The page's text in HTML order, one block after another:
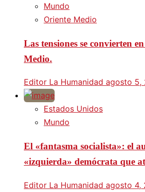
Mundo
Oriente Medio
Las tensiones se convierten
Medio.
Editor La Humanidad agosto 5,
Estados Unidos
Mundo
El «fantasma socialista»: el
«izquierda» demócrata que
Editor La Humanidad agosto 4,